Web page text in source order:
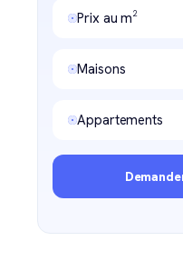
Prix au m²
Maisons
Appartements